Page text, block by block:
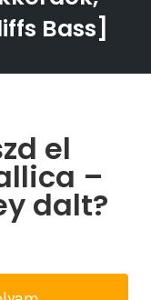
Bass]
el
–
dalt?